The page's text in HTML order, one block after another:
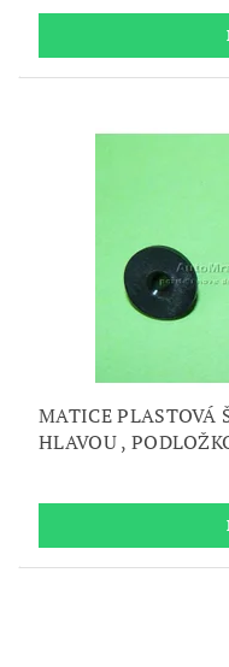
MATICE PLASTOVÁ
HLAVOU ,